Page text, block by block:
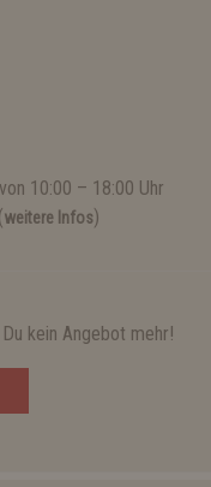
10:00 – 18:00 Uhr
weitere Infos)
kein Angebot mehr!